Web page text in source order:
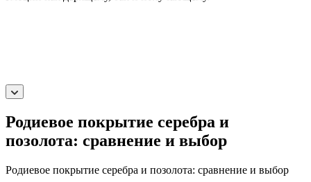
Родиевое покрытие серебра и
позолота: сравнение и выбор
Родиевое покрытие серебра и позолота: сравнение и выбор